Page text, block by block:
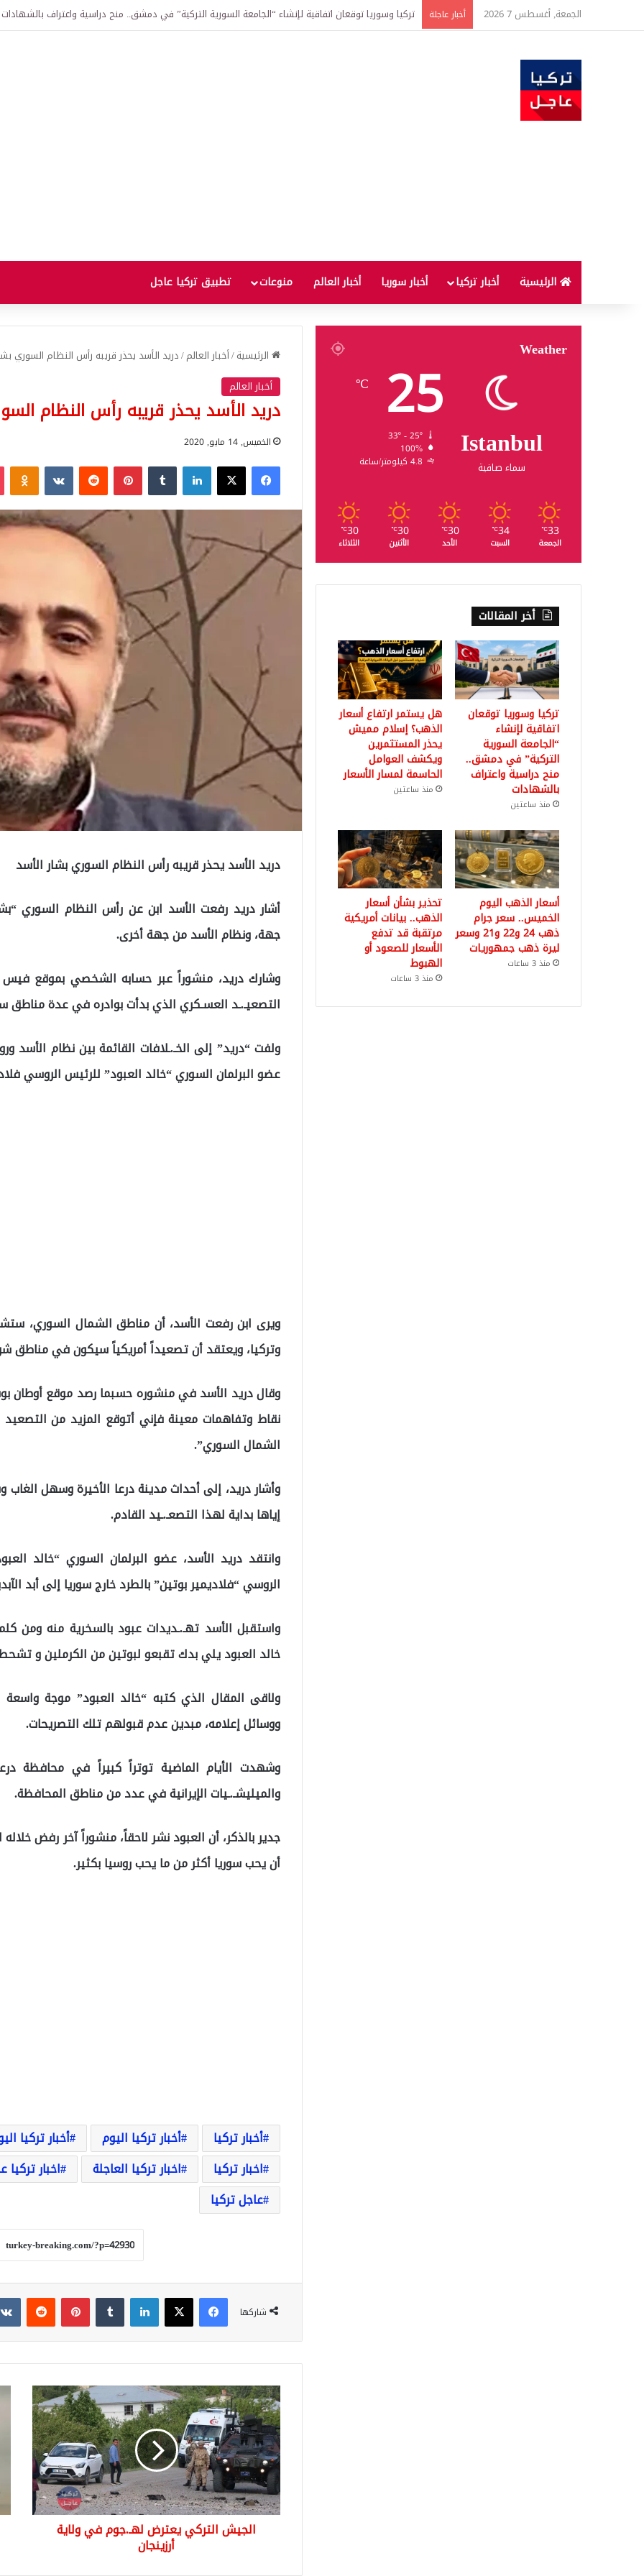
الجمعة, أغسطس 7 2026 أخبار عاجلة هل يستمر ارتفاع أسعار الذهب؟ إسلام مميش يحذر المستثمرين ويكشف العوامل الحاسمة لمسار الأسعار
الرئيسية أخبار تركيا أخبار سوريا أخبار العالم منوعات تطبيق تركيا عاجل
الرئيسية/أخبار العالم/دريد الأسد يحذر قريبه رأس النظام السوري
أخبار العالم
دريد الأسد يحذر قريبه رأس النظام
الخميس, 14 مايو, 2020
فيسبوك‫X لينكدإن بينتيريست
دريد الأسد يحذر قريبه رأس النظام السوري بشار الأسد
أشار دريد رفعت الأسد ابن عن رأس النظام السوري
جهة، ونظام الأسد من جهة أخرى.
وشارك دريد، منشوراً عبر حسابه الشخصي بموقع
التصعيـ.ـد العسـكري الذي بدأت بوادره في عدة مناطق
ولفت “دريد” إلى الخـ.ـلافات القائمة بين نظام الأسد
عضو البرلمان السوري “خالد العبود” للرئيس الروسي
ويرى ابن رفعت الأسد، أن مناطق الشمال السوري،
وتركيا، ويعتقد أن تصعيداً أمريكياً سيكون في مناطق
وقال دريد الأسد في منشوره حسبما رصد موقع أوطان
نقاط وتفاهمات معينة فإني أتوقع المزيد من
الشمال السوري”.
وأشار دريد، إلى أحداث مدينة درعا الأخيرة وسهل الغاب
إياها بداية لهذا التصعـ.ـيد القادم.
وانتقد دريد الأسد، عضو البرلمان السوري “خالد
الروسي “فلاديمير بوتين” بالطرد خارج سوريا إلى أبد
واستقبل الأسد تهـ.ـديدات عبود بالسخرية منه ومن
خالد العبود يلي بدك تقبعو لبوتين من الكرملين و
ولاقى المقال الذي كتبه “خالد العبود” موجة واسعة
ووسائل إعلامه، مبدين عدم قبولهم تلك التصريحات.
وشهدت الأيام الماضية توتراً كبيراً في محافظة
والميليشـ.ـيات الإيرانية في عدد من مناطق المحافظة.
جدير بالذكر، أن العبود نشر لاحقاً، منشوراً آخر رفض
أن يحب سوريا أكثر من ما يحب روسيا بكثير.
أخبار تركيا أخبار تركيا اليوم أخبار تركيا
اخبار تركيا
اخبار تركيا العاجلة اخبار تركيا
عاجل تركيا
شاركها
فيسبوك‫X لينكدإن بينتيريست
الجيش
التركي
يعترض
لهـ.جوم
في
ولاية
أرزينجان
الجيش التركي يعترض لهـ.جوم في ولاية
أرزينجان
Weather
Istanbul
سماء صافية
25
℃
33º - 25º
100%
4.8 كيلومتر/ساعة
33
℃
الجمعة
34
℃
السبت
30
℃
الأحد
30
℃
الأثنين
30
℃
الثلاثاء
أخر المقالات
تركيا وسوريا توقعان
اتفاقية لإنشاء
“الجامعة السورية
التركية” في دمشق..
منح دراسية واعتراف
بالشهادات
منذ ساعتين
هل يستمر ارتفاع أسعار
الذهب؟ إسلام مميش
يحذر المستثمرين
ويكشف العوامل
الحاسمة لمسار الأسعار
منذ ساعتين
أسعار الذهب اليوم
الخميس.. سعر جرام
ذهب 24 و22 و21 وسعر
ليرة ذهب جمهوريات
منذ 3 ساعات
تحذير بشأن أسعار
الذهب.. بيانات أمريكية
مرتقبة قد تدفع
الأسعار للصعود أو
الهبوط
منذ 3 ساعات